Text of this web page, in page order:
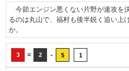
今節エンジン悪くない片野が速攻を
るのは丸山で、福村も後半鋭く追い上
か。
3 = 2 - 5 1